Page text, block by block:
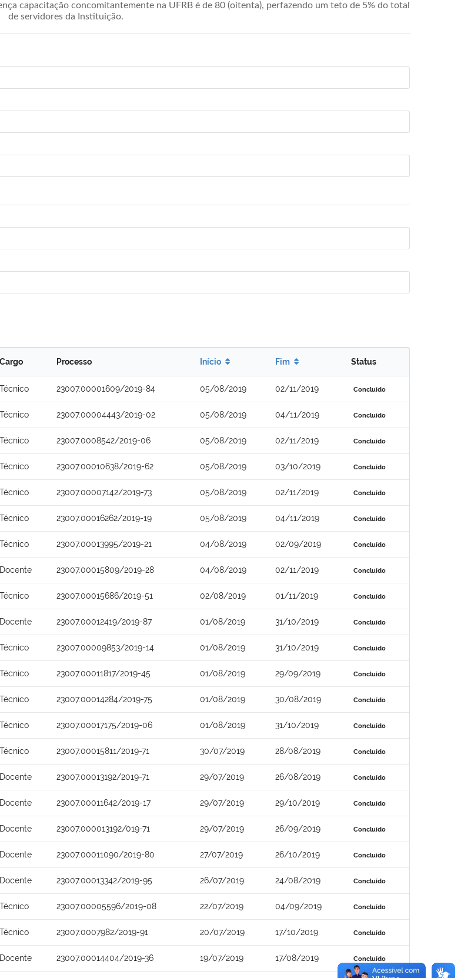
capacitação concomitantemente na UFRB é de 80 (oitenta), perfazendo um teto de 5% do total
de servidores da Instituição.
Cargo Processo Início Fim Status
Técnico 23007.00001609/2019-84 05/08/2019 02/11/2019 Concluído
Técnico 23007.00004443/2019-02 05/08/2019 04/11/2019 Concluído
Técnico 23007.0008542/2019-06 05/08/2019 02/11/2019 Concluído
Técnico 23007.00010638/2019-62 05/08/2019 03/10/2019 Concluído
Técnico 23007.00007142/2019-73 05/08/2019 02/11/2019 Concluído
Técnico 23007.00016262/2019-19 05/08/2019 04/11/2019 Concluído
Técnico 23007.00013995/2019-21 04/08/2019 02/09/2019 Concluído
Docente 23007.00015809/2019-28 04/08/2019 02/11/2019 Concluído
Técnico 23007.00015686/2019-51 02/08/2019 01/11/2019 Concluído
Docente 23007.00012419/2019-87 01/08/2019 31/10/2019 Concluído
Técnico 23007.00009853/2019-14 01/08/2019 31/10/2019 Concluído
Técnico 23007.00011817/2019-45 01/08/2019 29/09/2019 Concluído
Técnico 23007.00014284/2019-75 01/08/2019 30/08/2019 Concluído
Técnico 23007.00017175/2019-06 01/08/2019 31/10/2019 Concluído
Técnico 23007.00015811/2019-71 30/07/2019 28/08/2019 Concluído
Docente 23007.00013192/2019-71 29/07/2019 26/08/2019 Concluído
Docente 23007.00011642/2019-17 29/07/2019 29/10/2019 Concluído
Docente 23007.000013192/019-71 29/07/2019 26/09/2019 Concluído
Docente 23007.00011090/2019-80 27/07/2019 26/10/2019 Concluído
Docente 23007.00013342/2019-95 26/07/2019 24/08/2019 Concluído
Técnico 23007.00005596/2019-08 22/07/2019 04/09/2019 Concluído
Técnico 23007.0007982/2019-91 20/07/2019 17/10/2019 Concluído
Docente 23007.00014404/2019-36 19/07/2019 17/08/2019 Concluído